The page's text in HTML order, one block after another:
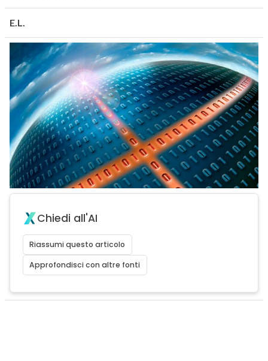
E.L.
Chiedi all'AI
Riassumi questo articolo
Approfondisci con altre fonti